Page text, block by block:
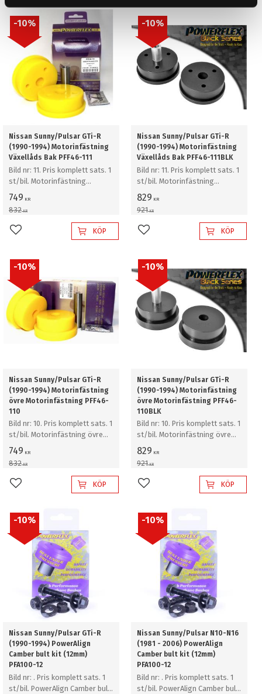
Nissan Sunny/Pulsar GTi-R
(1990-1994) Motorinfästning
Växellåds Bak PFF46-111
Bild nr: 11. Pris komplett sats. 1
st/bil. Motorinfästning
Växellåds Bak
749 KR
832KR
10%
Lägg till i favoriterKÖP
Nissan Sunny/Pulsar GTi-R
(1990-1994) Motorinfästning
Växellåds Bak PFF46-111BLK
Bild nr: 11. Pris komplett sats. 1
st/bil. Motorinfästning
Växellåds Bak
829 KR
921KR
10%
Lägg till i favoriterKÖP
Nissan Sunny/Pulsar GTi-R
(1990-1994) Motorinfästning
övre Motorinfästning PFF46-
110
Bild nr: 10. Pris komplett sats. 1
st/bil. Motorinfästning övre
Motorinfästning
749 KR
832KR
10%
Lägg till i favoriterKÖP
Nissan Sunny/Pulsar GTi-R
(1990-1994) Motorinfästning
övre Motorinfästning PFF46-
110BLK
Bild nr: 10. Pris komplett sats. 1
st/bil. Motorinfästning övre
Motorinfästning
829 KR
921KR
10%
Lägg till i favoriterKÖP
Nissan Sunny/Pulsar GTi-R
(1990-1994) PowerAlign
Camber bult kit (12mm)
PFA100-12
Bild nr: . Pris komplett sats. 1
st/bil. PowerAlign Camber bult
10%
Nissan Sunny/Pulsar N10-N16
(1981 - 2006) PowerAlign
Camber bult kit (12mm)
PFA100-12
Bild nr: . Pris komplett sats. 1
st/bil. PowerAlign Camber bult
10%